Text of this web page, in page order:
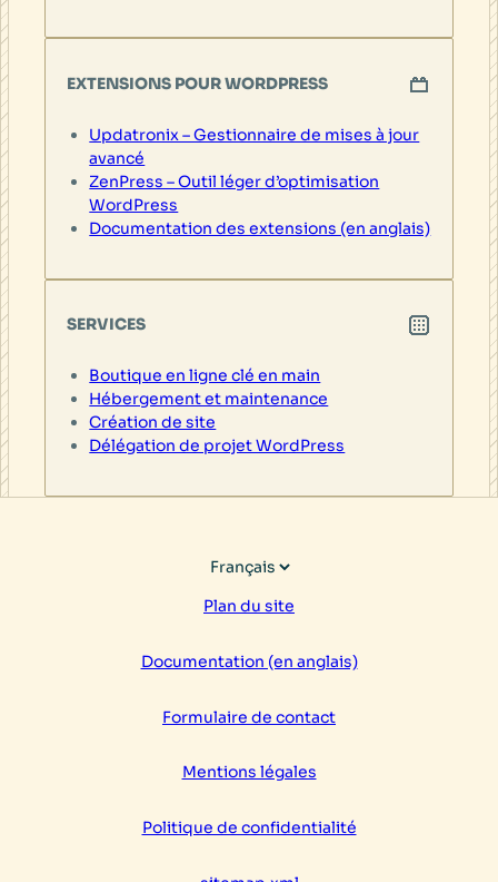
EXTENSIONS POUR WORDPRESS
Updatronix – Gestionnaire de mises à jour
avancé
ZenPress – Outil léger d’optimisation
WordPress
Documentation des extensions (en anglais)
SERVICES
Boutique en ligne clé en main
Hébergement et maintenance
Création de site
Délégation de projet WordPress
Choisir
langue
Plan du site
Documentation (en anglais)
Formulaire de contact
Mentions légales
Politique de confidentialité